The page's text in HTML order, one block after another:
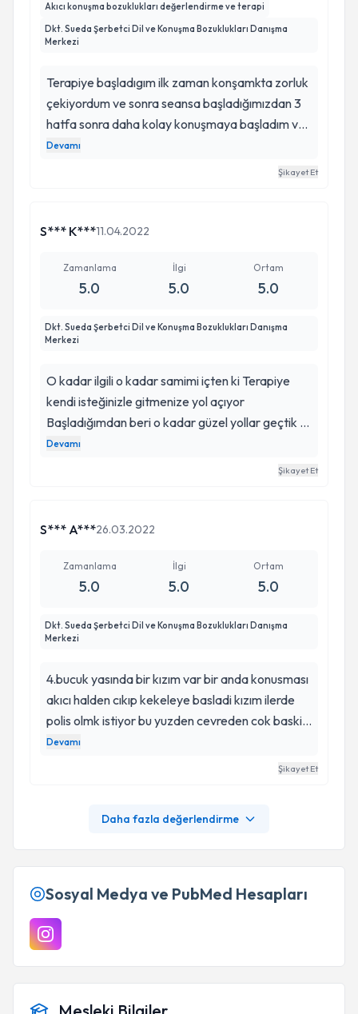
Akıcı konuşma bozuklukları değerlendirme ve terapi
Dkt. Sueda Şerbetci Dil ve Konuşma Bozuklukları Danışma
Merkezi
Terapiye başladıgım ilk zaman konşamkta zorluk
çekiyordum ve sonra seansa başladığımızdan 3
hatfa sonra daha kolay konuşmaya başladım ve
daha daha rahat konuşuyorum ve bu kadar kısa
Devamı
Şikayet Et
S*** K***11.04.2022
Zamanlama
5.0
İlgi
5.0
Ortam
5.0
Dkt. Sueda Şerbetci Dil ve Konuşma Bozuklukları Danışma
Merkezi
O kadar ilgili o kadar samimi içten ki Terapiye
kendi isteğinizle gitmenize yol açıyor
Başladığımdan beri o kadar güzel yollar geçtik ki
Bunları bana kazandırdığı için çok teşekkür
kurmamı sağlayan tek insan diyebilirim…
Devamı
Şikayet Et
S*** A***26.03.2022
Zamanlama
5.0
İlgi
5.0
Ortam
5.0
Dkt. Sueda Şerbetci Dil ve Konuşma Bozuklukları Danışma
Merkezi
4.bucuk yasında bir kızım var bir anda konusması
akıcı halden cıkıp kekeleye basladi kızım ilerde
polis olmk istiyor bu yuzden cevreden cok baski
gldi psikiyatriye gotur diye ben cocugum icin
ilerde önüne cikip gelecegini engelemesin diye
ikra oraya hep bi kreşe gidiyoruz diyip gelirdi
bizde öğretmenin derdik seansımız bitti suan
gercekten akıcı bir konusmasi var kizimin hersey
icin emekleriniz icin tesekkurlr hocam eger bu
tarz bir sıkıntınız varsa kesinlikle başvurmalısınız.
Devamı
Şikayet Et
Daha fazla değerlendirme
Sosyal Medya ve PubMed Hesapları